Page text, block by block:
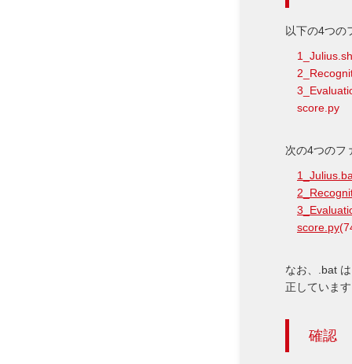
以下の4つの
1_Julius.sh
score.py
次の4つのフ
score.py
なお、.bat
正していま
確認